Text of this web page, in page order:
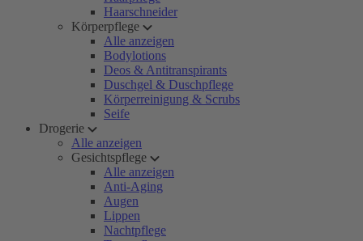
Haarschneider
Körperpflege
Alle anzeigen
Bodylotions
Deos & Antitranspirants
Duschgel & Duschpflege
Körperreinigung & Scrubs
Seife
Drogerie
Alle anzeigen
Gesichtspflege
Alle anzeigen
Anti-Aging
Augen
Lippen
Nachtpflege